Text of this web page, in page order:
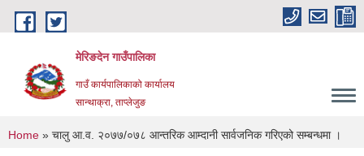
Skip to main content
मेरिङदेन गाउँपालिका
गाउँ कार्यपालिकाको कार्यालय
सान्थाक्रा, ताप्लेजुङ
You are here
Home » चालु आ.व. २०७७/०७८ आन्तरिक आम्दानी सार्वजनिक गरिएको सम्बन्धमा ।